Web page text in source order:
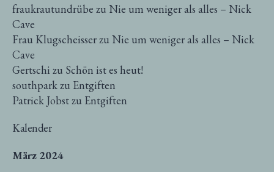
fraukrautundrübe zu Nie um weniger als alles – Nick
Cave
Frau Klugscheisserzu Nie um weniger als alles – Nick
Cave
Gertschi zu Schön ist es heut!
southparkzu Entgiften
Patrick Jobstzu Entgiften
Kalender
März 2024